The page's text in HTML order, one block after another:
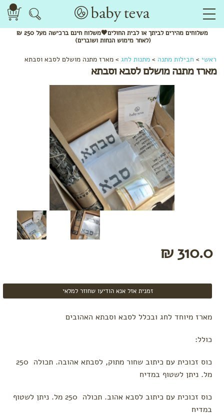
משלוחיםמהיריםלביתך או לבית החולים🖤משלוחחינם
ברכישה מעל 250 ₪
(לאחר מימוש הנחות ושוברים)
לאחים
גדולים
להריון
מתנות לחג
המתנה
היולדת
מתנות
וסבא
מתנות
ראשי > חבילות מתנה > מתנות לחג > מארז מתנה מושלם לסבא וסבתא
מארז מתנה מושלם לסבא וסבתא
310.0 ₪
זמנית אזל אנא הודיעו שחוזר למלאי
מארז מיוחד לחג ובכלל לסבא וסבתא האהובים
כולל:
כוס זכוכית עם כיתוב שחור מתוק, לסבתא אהובה. תכולה 250
מל. ניתן לשטוף במדיח
כוס זכוכית עם כיתוב לסבא אהוב. תכולה 250 מל.
ניתן לשטוף
במדיח